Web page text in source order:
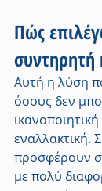
Πώς
συντηρητή
Αυτή η λύση
όσους δεν
εναλλακτική.
προσφέρουν
με πολύ